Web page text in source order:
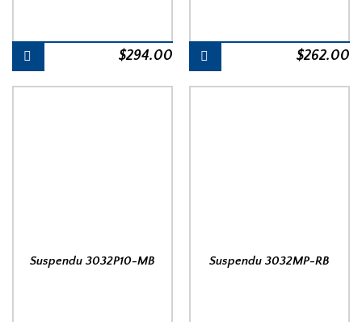
$294.00 $262.00
Suspendu 3032P10-MB Suspendu 3032MP-RB